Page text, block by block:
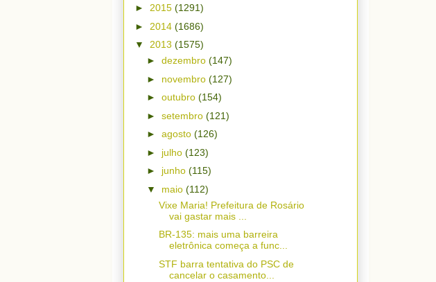
► 2015 (1291)
► 2014 (1686)
▼ 2013 (1575)
► dezembro (147)
► novembro (127)
► outubro (154)
► setembro (121)
► agosto (126)
► julho (123)
► junho (115)
▼ maio (112)
Vixe Maria! Prefeitura de Rosário
vai gastar mais ...
BR-135: mais uma barreira
eletrônica começa a func...
STF barra tentativa do PSC de
cancelar o casamento...